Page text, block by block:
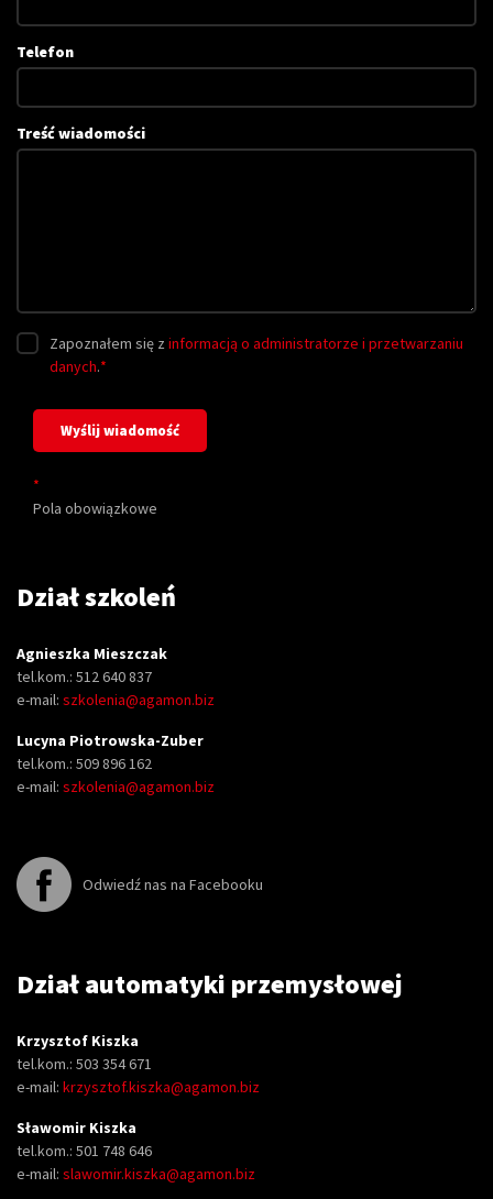
Telefon
Treść wiadomości
Zapoznałem się z informacją o administratorze i przetwarzaniu
danych.*
*
Pola obowiązkowe
Dział szkoleń
Agnieszka Mieszczak
tel.kom.: 512 640 837
e-mail: szkolenia@agamon.biz
Lucyna Piotrowska-Zuber
tel.kom.: 509 896 162
e-mail: szkolenia@agamon.biz
Odwiedź nas na Facebooku
Dział automatyki przemysłowej
Krzysztof Kiszka
tel.kom.: 503 354 671
e-mail: krzysztof.kiszka@agamon.biz
Sławomir Kiszka
tel.kom.: 501 748 646
e-mail: slawomir.kiszka@agamon.biz